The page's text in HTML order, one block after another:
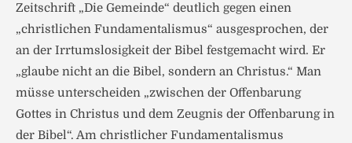
Zeitschrift „Die Gemeinde“ deutlich gegen einen
„christlichen Fundamentalismus“ ausgesprochen, der
an der Irrtumslosigkeit der Bibel festgemacht wird. Er
„glaube nicht an die Bibel, sondern an Christus.“ Man
müsse unterscheiden „zwischen der Offenbarung
Gottes in Christus und dem Zeugnis der Offenbarung in
der Bibel“. Am christlicher Fundamentalismus